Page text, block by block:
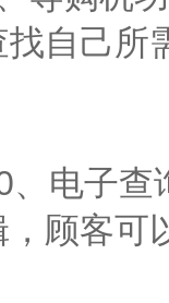
找自己所
、电子查
，顾客可